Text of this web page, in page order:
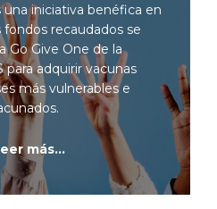
iniciativa benéfica en
fondos recaudados se
Go Give One de la
para adquirir vacunas
más vulnerables e
más...